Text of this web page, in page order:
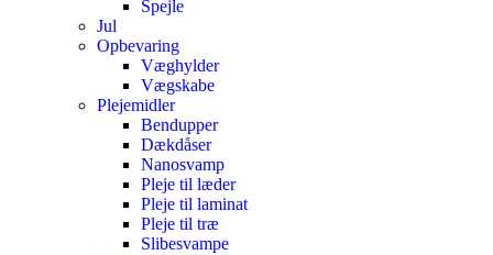
Spejle
Jul
Opbevaring
Væghylder
Vægskabe
Plejemidler
Bendupper
Dækdåser
Nanosvamp
Pleje til læder
Pleje til laminat
Pleje til træ
Slibesvampe